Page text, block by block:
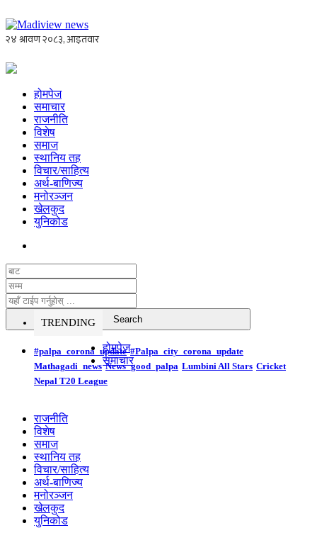
होमपेज
समाचार
राजनीति
विशेष
समाज
स्थानिय तह
विचार/साहित्य
अर्थ-बाणिज्य
मनोरञ्जन
खेलकुद
युनिकोड
TRENDING
#palpa_corona_update #Palpa_city_corona_update
Mathagadi_news News_good_palpa Lumbini All Stars Cricket
Nepal T20 League
होमपेज
समाचार
राजनीति
विशेष
समाज
स्थानिय तह
विचार/साहित्य
अर्थ-बाणिज्य
मनोरञ्जन
खेलकुद
युनिकोड